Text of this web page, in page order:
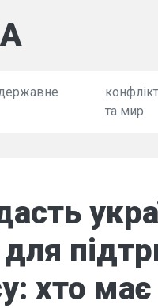
державне
та мир
хто